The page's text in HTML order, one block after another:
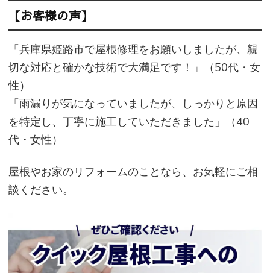
【お客様の声】
「兵庫県姫路市で屋根修理をお願いしましたが、親
切な対応と確かな技術で大満足です！」（50代・女
性）
「雨漏りが気になっていましたが、しっかりと原因
を特定し、丁寧に施工していただきました」（40
代・女性）
屋根やお家のリフォームのことなら、お気軽にご相
談ください。